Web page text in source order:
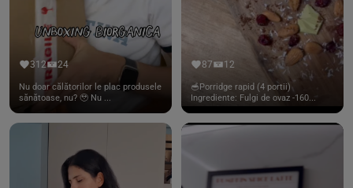
312 24
Nu doar călătorilor le plac produsele
sănătoase, nu? 🥹 Nu ...
87 12
🥣Porridge rapid (4 portii)
Ingrediente: Fulgi de ovaz -160...